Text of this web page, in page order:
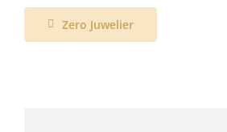
Zero Juwelier